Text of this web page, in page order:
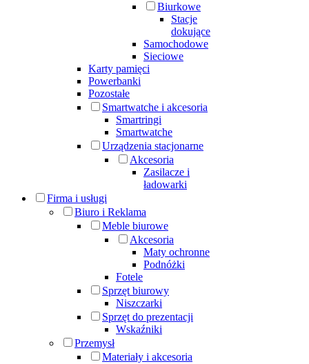
Biurkowe
Stacje
dokujące
Samochodowe
Sieciowe
Karty pamięci
Powerbanki
Pozostałe
Smartwatche i akcesoria
Smartringi
Smartwatche
Urządzenia stacjonarne
Akcesoria
Zasilacze i
ładowarki
Firma i usługi
Biuro i Reklama
Meble biurowe
Akcesoria
Maty ochronne
Podnóżki
Fotele
Sprzęt biurowy
Niszczarki
Sprzęt do prezentacji
Wskaźniki
Przemysł
Materiały i akcesoria